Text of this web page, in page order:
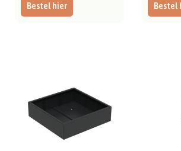
Bestel hier Bestel